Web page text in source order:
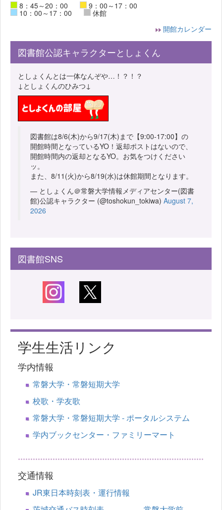
8：45～20：00 9：00～17：00
10：00～17：00
休館
開館カレンダー
図書館公認キャラクターとしょくん
としょくんとは一体なんぞや…！？！？
↓としょくんのひみつ↓
図書館は8/6(木)から9/17(木)まで【9:00-17:00】の
開館時間となっているYO！返却ポストはないので、
開館時間内の返却となるYO。お気をつけください
ッ。
また、8/11(火)から8/19(水)は休館期間となります。
— としょくん＠常磐大学情報メディアセンター(図書
館)公認キャラクター (@toshokun_tokiwa) August 7,
2026
図書館SNS
学生生活リンク
学内情報
常磐大学・常磐短期大学
校歌・学友歌
常磐大学・常磐短期大学 - ポータルシステム
学内ブックセンター・ファミリーマート
交通情報
JR東日本時刻表・運行情報